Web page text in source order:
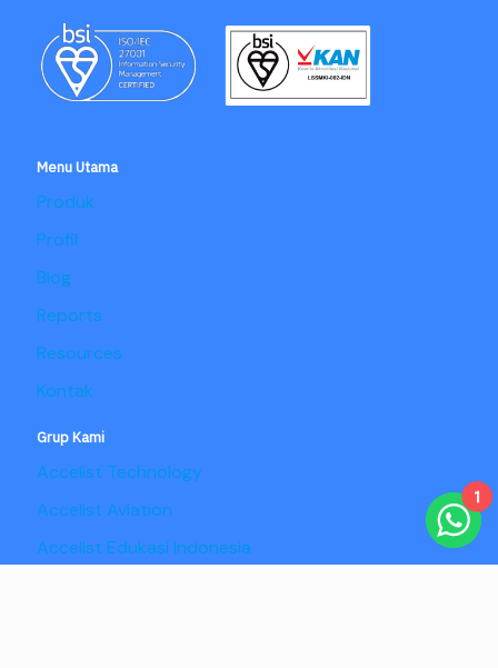
Menu Utama
Produk
Profil
Blog
Reports
Resources
Kontak
Grup Kami
Accelist Technology
Accelist Aviation
Accelist Edukasi Indonesia
1